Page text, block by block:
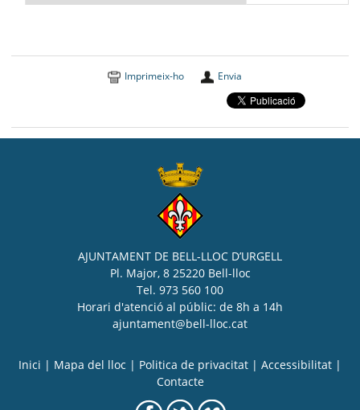
Imprimeix-ho Envia
AJUNTAMENT DE BELL-LLOC D’URGELL
Pl. Major, 8 25220 Bell-lloc
Tel. 973 560 100
Horari d'atenció al públic: de 8h a 14h
ajuntament@bell-lloc.cat
Inici | Mapa del lloc | Politica de privacitat | Accessibilitat |
Contacte